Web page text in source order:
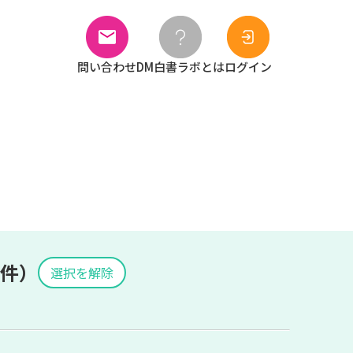
問い合わせDM白書ラボとはログイン
） 選択を解除